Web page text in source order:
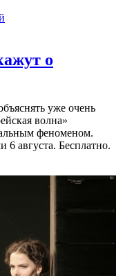
о
уже очень
волна»
феноменом.
августа. Бесплатно.